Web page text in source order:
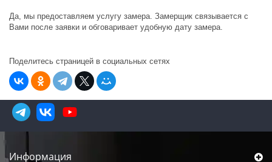
Да, мы предоставляем услугу замера. Замерщик связывается с
Вами после заявки и обговаривает удобную дату замера.
Поделитесь страницей в социальных сетях
Информация